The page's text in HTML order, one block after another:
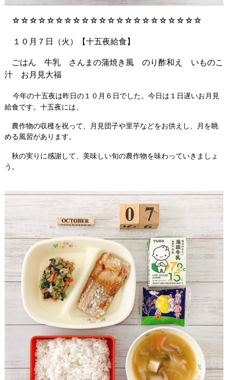
☆☆☆☆☆☆☆☆☆☆☆☆☆☆☆☆☆☆☆☆☆☆
１０月７日（火）【十五夜給食】
ごはん 牛乳 さんまの蒲焼き風 のり酢和え いものこ
汁 お月見大福
今年の十五夜は昨日の１０月６日でした。今日は１日遅いお月見
給食です。十五夜には、
農作物の収穫を祝って、月見団子や里芋などをお供えし、月を眺
める風習があります。
秋の実りに感謝して、美味しい旬の農作物を味わっていきましょ
う。